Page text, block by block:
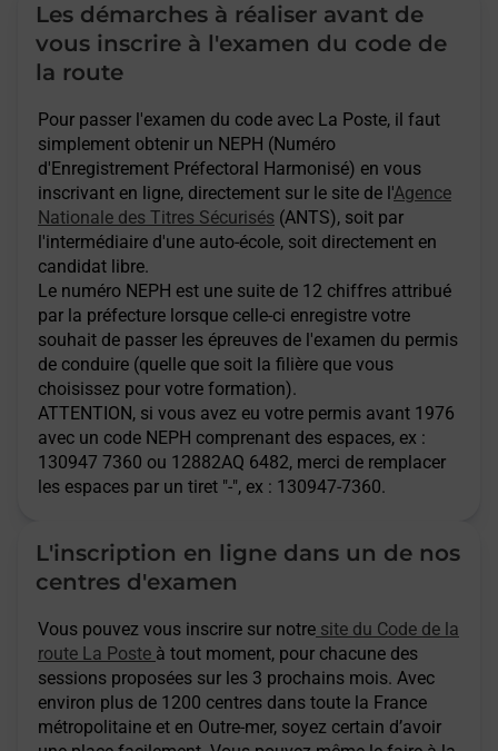
Les démarches à réaliser avant de
vous inscrire à l'examen du code de
la route
Pour passer l'examen du code avec La Poste, il faut
simplement obtenir un NEPH (Numéro
d'Enregistrement Préfectoral Harmonisé) en vous
inscrivant en ligne, directement sur le site de l'Agence
Nationale des Titres Sécurisés (ANTS), soit par
l'intermédiaire d'une auto-école, soit directement en
candidat libre.
Le numéro NEPH est une suite de 12 chiffres attribué
par la préfecture lorsque celle-ci enregistre votre
souhait de passer les épreuves de l'examen du permis
de conduire (quelle que soit la filière que vous
choisissez pour votre formation).
ATTENTION, si vous avez eu votre permis avant 1976
avec un code NEPH comprenant des espaces, ex :
130947 7360 ou 12882AQ 6482, merci de remplacer
les espaces par un tiret "-", ex : 130947-7360.
L'inscription en ligne dans un de nos
centres d'examen
Vous pouvez vous inscrire sur notre site du Code de la
route La Poste à tout moment, pour chacune des
sessions proposées sur les 3 prochains mois. Avec
environ plus de 1200 centres dans toute la France
métropolitaine et en Outre-mer, soyez certain d’avoir